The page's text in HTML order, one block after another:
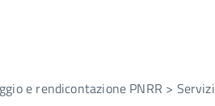
e rendicontazione PNRR > Servizi